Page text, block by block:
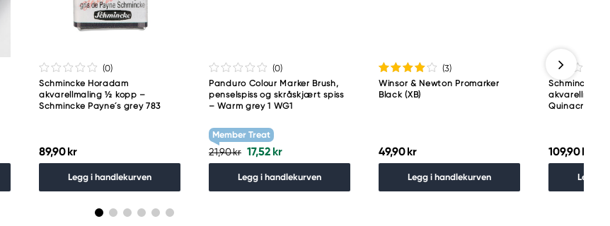
(0)
Schmincke Horadam
akvarellmaling ½ kopp –
Schmincke Payne´s grey 783
89,90 kr
Legg i handlekurven
(0)
Panduro Colour Marker Brush,
penselspiss og skråskjært spiss
– Warm grey 1 WG1
Member Treat
21,90 kr 17,52 kr
Legg i handlekurven
(3)
Winsor & Newton Promarker
Black (XB)
49,90 kr
Legg i handlekurven
Schmincke
Quinacridone
109,90 kr
Legg i